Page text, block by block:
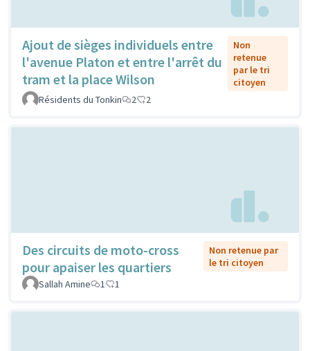
Ajout de sièges individuels entre
l'avenue Platon et entre l'arrêt du
tram et la place Wilson
Non
retenue
par le tri
citoyen
Résidents du Tonkin
2 2
Des circuits de moto-cross
pour apaiser les quartiers
Non retenue par
le tri citoyen
Sallah Amine
1 1